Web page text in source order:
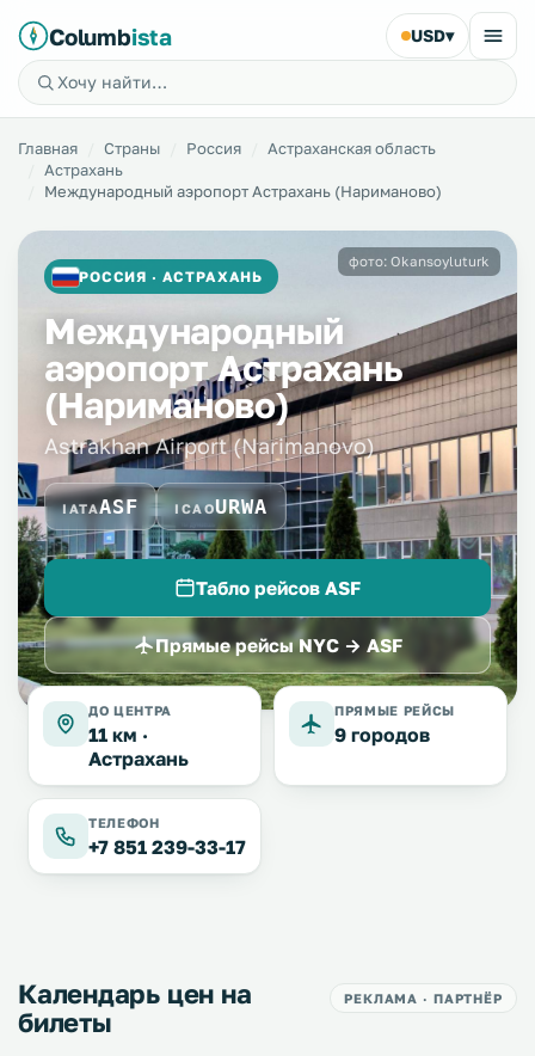
Columbista USD▾
Главная Страны Россия
Астраханская область
Астрахань
Международный аэропорт Астрахань (Нариманово)
РОССИЯ · АСТРАХАНЬ
Международный
аэропорт Астрахань
(Нариманово)
Astrakhan Airport (Narimanovo)
IATAASF ICAOURWA
Табло рейсов ASF
Прямые рейсы NYC → ASF
фото: Okansoyluturk
ДО ЦЕНТРА
11 км ·
Астрахань
ПРЯМЫЕ РЕЙСЫ
9 городов
ТЕЛЕФОН
+7 851 239-33-17
Календарь цен на
билеты
РЕКЛАМА · ПАРТНЁР